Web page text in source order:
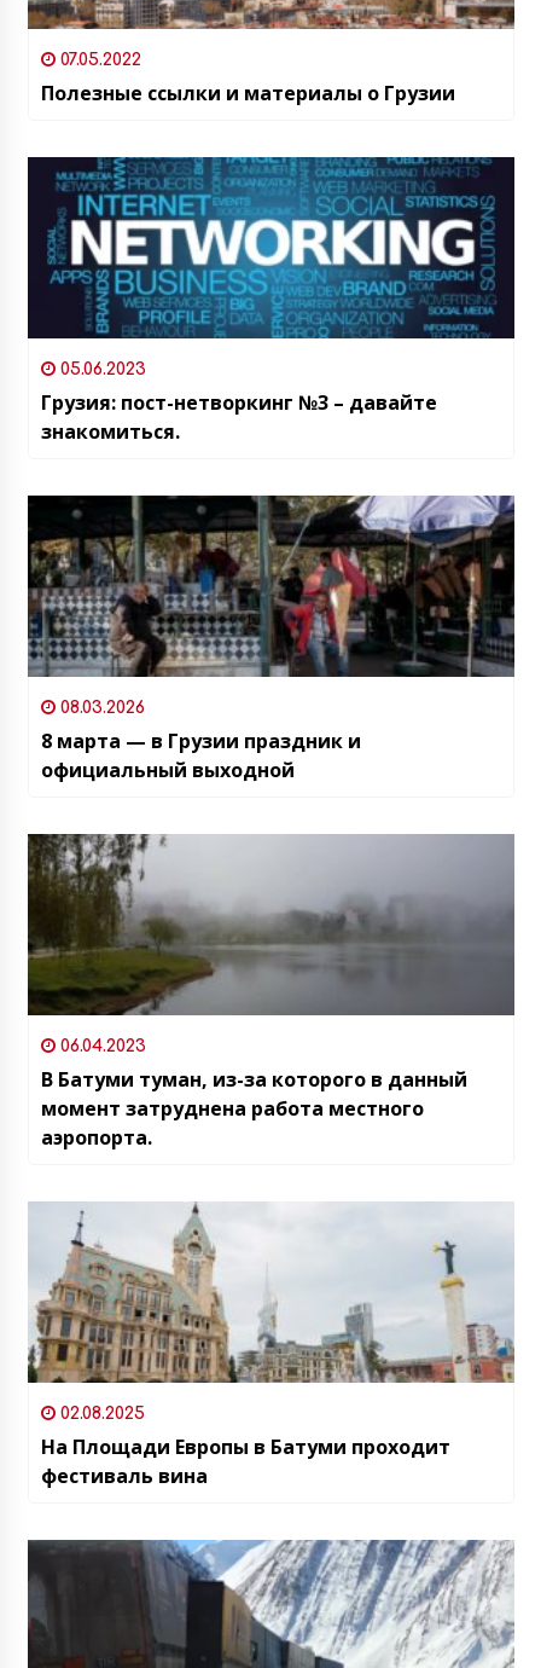
07.05.2022
Полезные ссылки и материалы о Грузии
05.06.2023
Грузия: пост-нетворкинг №3 – давайте
знакомиться.
08.03.2026
8 марта — в Грузии праздник и
официальный выходной
06.04.2023
В Батуми туман, из-за которого в данный
момент затруднена работа местного
аэропорта.
02.08.2025
На Площади Европы в Батуми проходит
фестиваль вина